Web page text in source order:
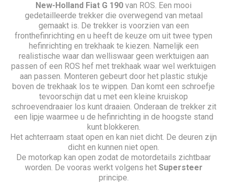
New-Holland Fiat G 190 van ROS. Een mooi
gedetailleerde trekker die overwegend van metaal
gemaakt is. De trekker is voorzien van een
fronthefinrichting en u heeft de keuze om uit twee typen
hefinrichting en trekhaak te kiezen. Namelijk een
realistische waar dan welliswaar geen werktuigen aan
passen of een ROS hef met trekhaak waar wel werktuigen
aan passen. Monteren gebeurt door het plastic stukje
boven de trekhaak los te wippen. Dan komt een schroefje
tevoorschijn dat u met een kleine kruiskop
schroevendraaier los kunt draaien. Onderaan de trekker zit
een lipje waarmee u de hefinrichting in de hoogste stand
kunt blokkeren.
Het achterraam staat open en kan niet dicht. De deuren zijn
dicht en kunnen niet open.
De motorkap kan open zodat de motordetails zichtbaar
worden. De vooras werkt volgens het Supersteer
principe.